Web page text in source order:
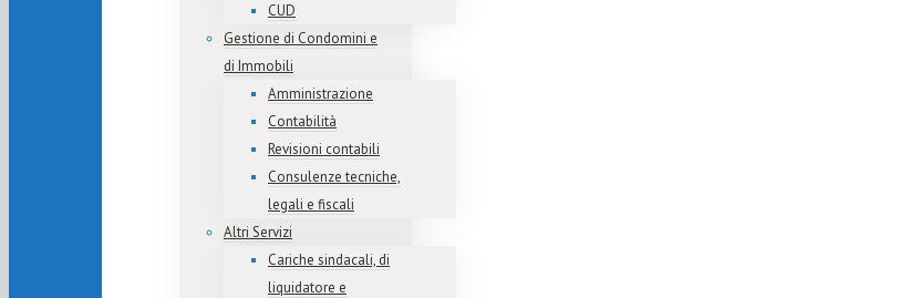
CUD
Gestione di Condomini e
di Immobili
Amministrazione
Contabilità
Revisioni contabili
Consulenze tecniche,
legali e fiscali
Altri Servizi
Cariche sindacali, di
liquidatore e